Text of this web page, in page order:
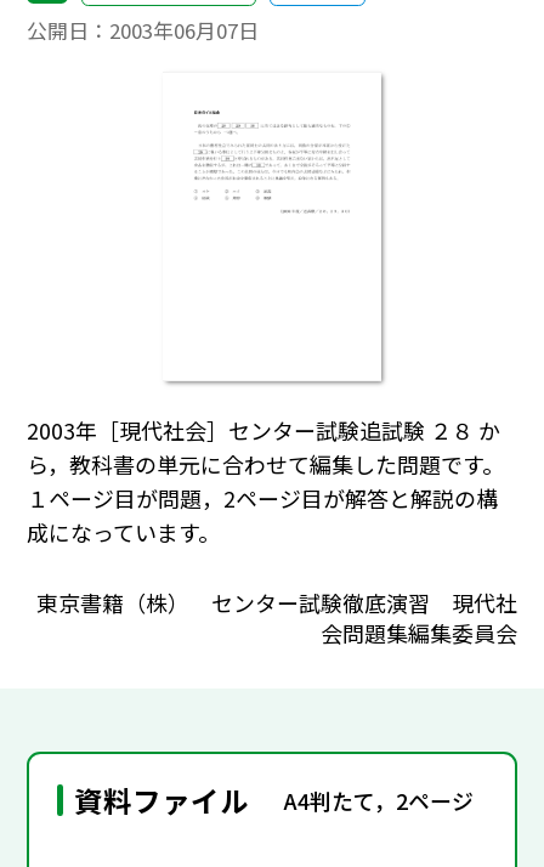
公開日： 2003年06月07日
2003年［現代社会］センター試験追試験 ２８ か
ら，教科書の単元に合わせて編集した問題です。
１ページ目が問題，2ページ目が解答と解説の構
成になっています。
東京書籍（株） センター試験徹底演習 現代社
会問題集編集委員会
資料ファイル A4判たて，2ページ